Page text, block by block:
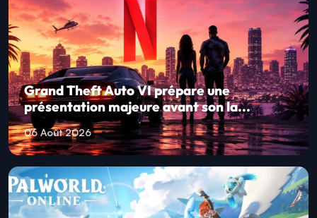
Grand Theft Auto VI prépare une
présentation majeure avant son la...
06 Août 2026